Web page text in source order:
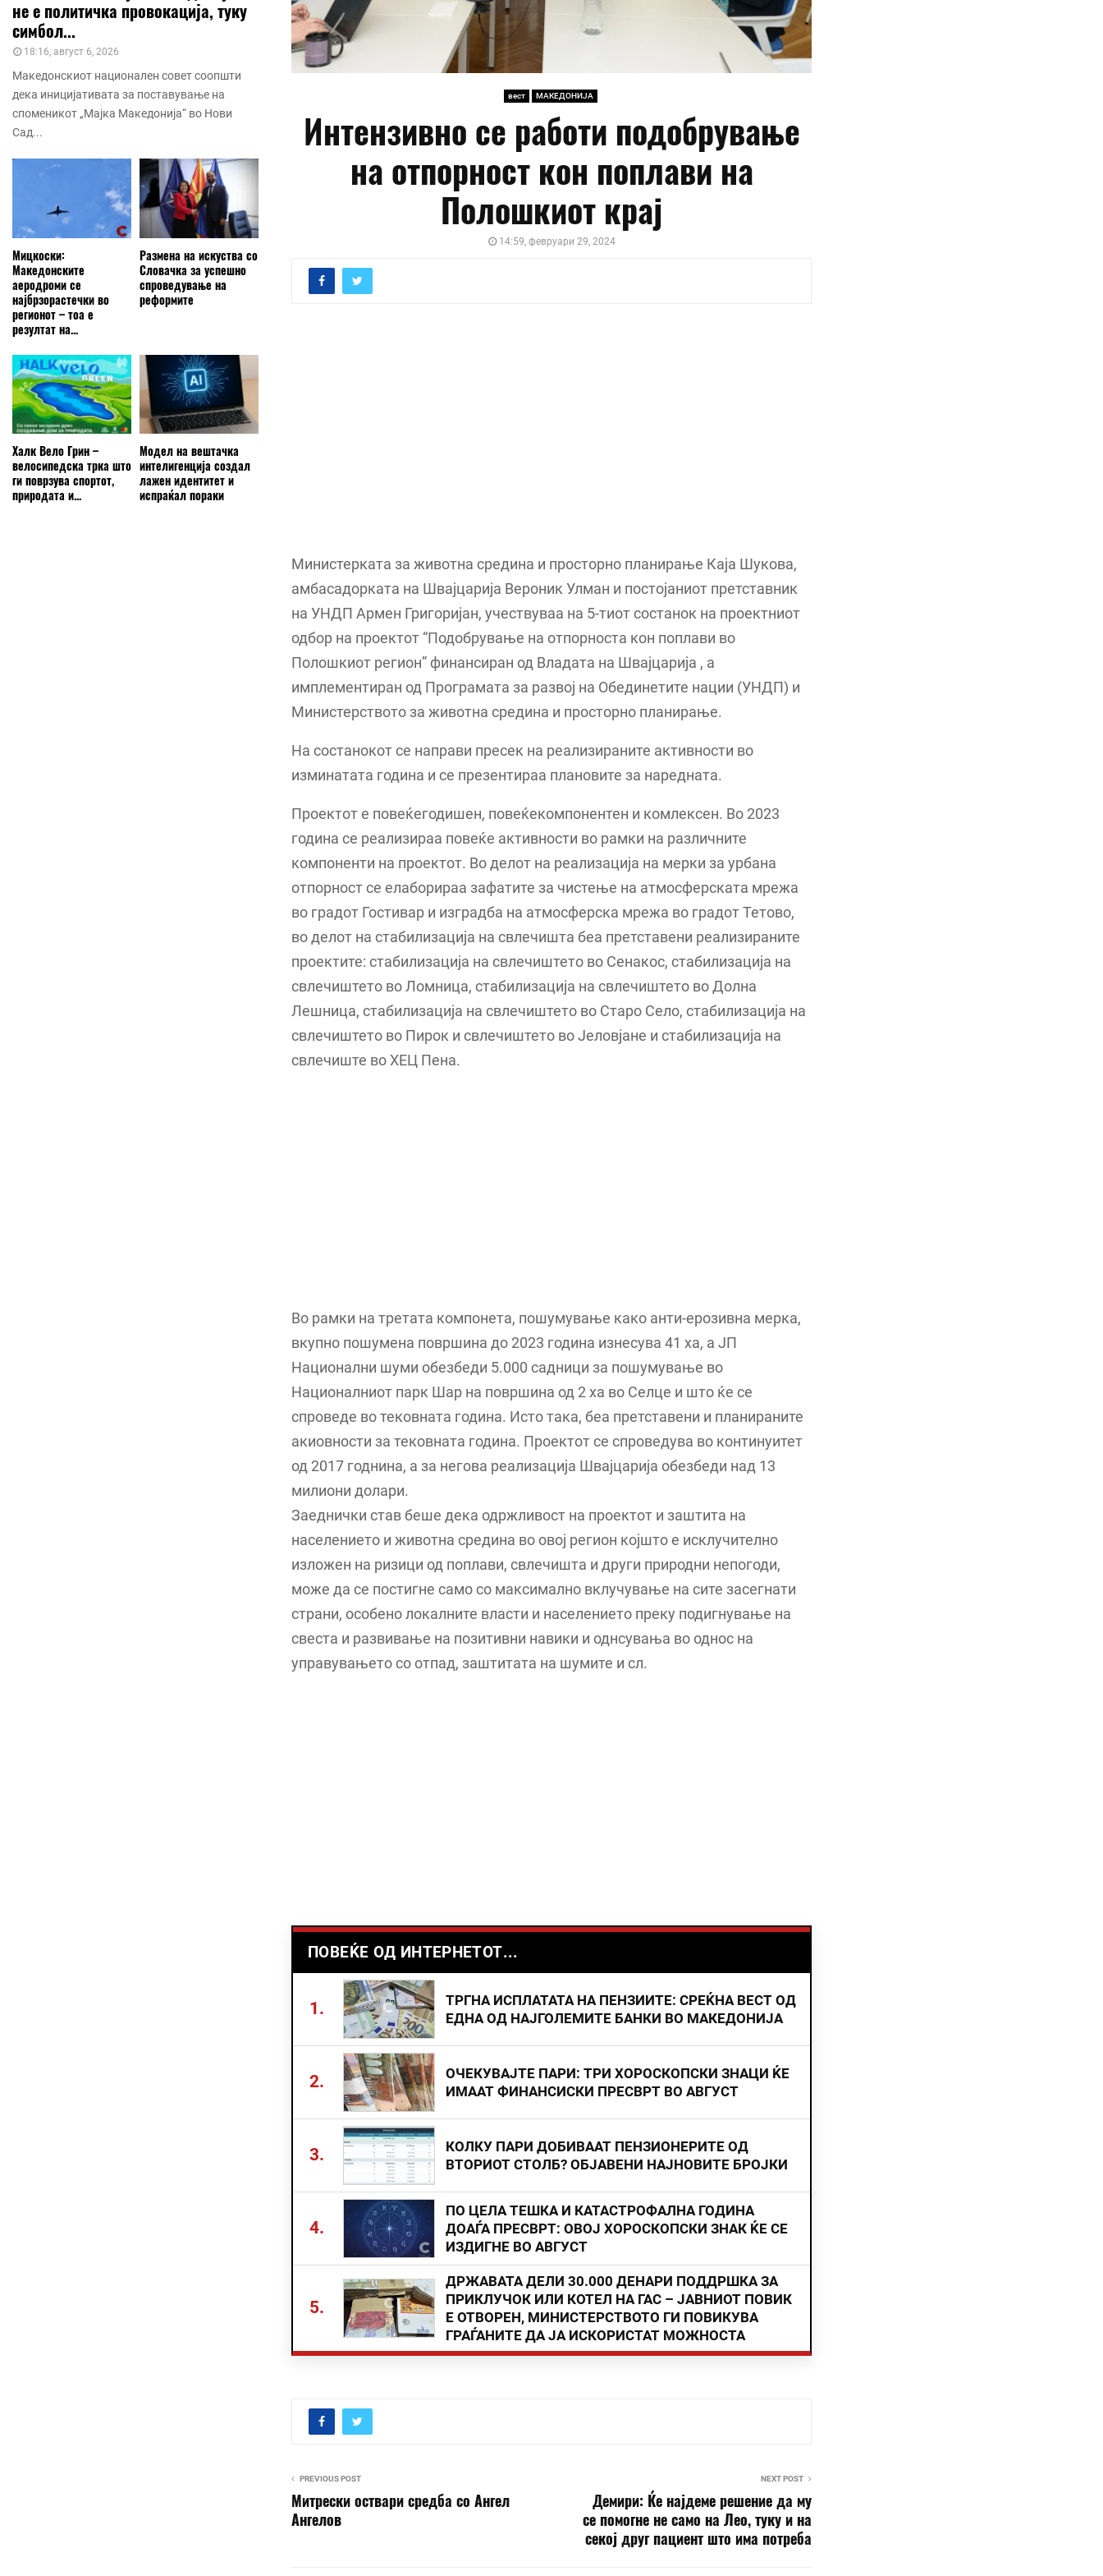
вест МАКЕДОНИЈА
Интензивно се работи подобрување
на отпорност кон поплави на
Полошкиот крај
14:59, февруари 29, 2024
Министерката за животна средина и просторно планирање Каја Шукова,
амбасадорката на Швајцарија Вероник Улман и постојаниот претставник
на УНДП Армен Григоријан, учествуваа на 5-тиот состанок на проектниот
одбор на проектот “Подобрување на отпорноста кон поплави во
Полошкиот регион” финансиран од Владата на Швајцарија , а
имплементиран од Програмата за развој на Обединетите нации (УНДП) и
Министерството за животна средина и просторно планирање.
На состанокот се направи пресек на реализираните активности во
изминатата година и се презентираа плановите за наредната.
Проектот е повеќегодишен, повеќекомпонентен и комлексен. Во 2023
година се реализираа повеќе активности во рамки на различните
компоненти на проектот. Во делот на реализација на мерки за урбана
отпорност се елаборираа зафатите за чистење на атмосферската мрежа
во градот Гостивар и изградба на атмосферска мрежа во градот Тетово,
во делот на стабилизација на свлечишта беа претставени реализираните
проектите: стабилизација на свлечиштето во Сенакос, стабилизација на
свлечиштето во Ломница, стабилизација на свлечиштето во Долна
Лешница, стабилизација на свлечиштето во Старо Село, стабилизација на
свлечиштето во Пирок и свлечиштето во Јеловјане и стабилизација на
свлечиште во ХЕЦ Пена.
Во рамки на третата компонета, пошумување како анти-ерозивна мерка,
вкупно пошумена површина до 2023 година изнесува 41 ха, а ЈП
Национални шуми обезбеди 5.000 садници за пошумување во
Националниот парк Шар на површина од 2 ха во Селце и што ќе се
спроведе во тековната година. Исто така, беа претставени и планираните
акиовности за тековната година. Проектот се спроведува во континуитет
од 2017 годнина, а за негова реализација Швајцарија обезбеди над 13
милиони долари.
Заеднички став беше дека одржливост на проектот и заштита на
населението и животна средина во овој регион којшто е исклучително
изложен на ризици од поплави, свлечишта и други природни непогоди,
може да се постигне само со максимално вклучување на сите засегнати
страни, особено локалните власти и населението преку подигнување на
свеста и развивање на позитивни навики и однсувања во однос на
управувањето со отпад, заштитата на шумите и сл.
ПОВЕЌЕ ОД ИНТЕРНЕТОТ...
1.
ТРГНА ИСПЛАТАТА НА ПЕНЗИИТЕ: СРЕЌНА ВЕСТ ОД
ЕДНА ОД НАЈГОЛЕМИТЕ БАНКИ ВО МАКЕДОНИЈА
2.
ОЧЕКУВАЈТЕ ПАРИ: ТРИ ХОРОСКОПСКИ ЗНАЦИ ЌЕ
ИМААТ ФИНАНСИСКИ ПРЕСВРТ ВО АВГУСТ
3.
КОЛКУ ПАРИ ДОБИВААТ ПЕНЗИОНЕРИТЕ ОД
ВТОРИОТ СТОЛБ? ОБЈАВЕНИ НАЈНОВИТЕ БРОЈКИ
4.
ПО ЦЕЛА ТЕШКА И КАТАСТРОФАЛНА ГОДИНА
ДОАЃА ПРЕСВРТ: ОВОЈ ХОРОСКОПСКИ ЗНАК ЌЕ СЕ
ИЗДИГНЕ ВО АВГУСТ
5.
ДРЖАВАТА ДЕЛИ 30.000 ДЕНАРИ ПОДДРШКА ЗА
ПРИКЛУЧОК ИЛИ КОТЕЛ НА ГАС – ЈАВНИОТ ПОВИК
Е ОТВОРЕН, МИНИСТЕРСТВОТО ГИ ПОВИКУВА
ГРАЃАНИТЕ ДА ЈА ИСКОРИСТАТ МОЖНОСТА
PREVIOUS POST
Митрески оствари средба со Ангел
Ангелов
NEXT POST
Демири: Ќе најдеме решение да му
се помогне не само на Лео, туку и на
секој друг пациент што има потреба
не е политичка провокација, туку
симбол...
18:16, август 6, 2026
Македонскиот национален совет соопшти
дека иницијативата за поставување на
споменикот „Мајка Македонија“ во Нови
Сад...
Мицкоски:
Македонските
аеродроми се
најбрзорастечки во
регионот – тоа е
резултат на...
Размена на искуства со
Словачка за успешно
спроведување на
реформите
Халк Вело Грин –
велосипедска трка што
ги поврзува спортот,
природата и...
Модел на вештачка
интелигенција создал
лажен идентитет и
испраќал пораки